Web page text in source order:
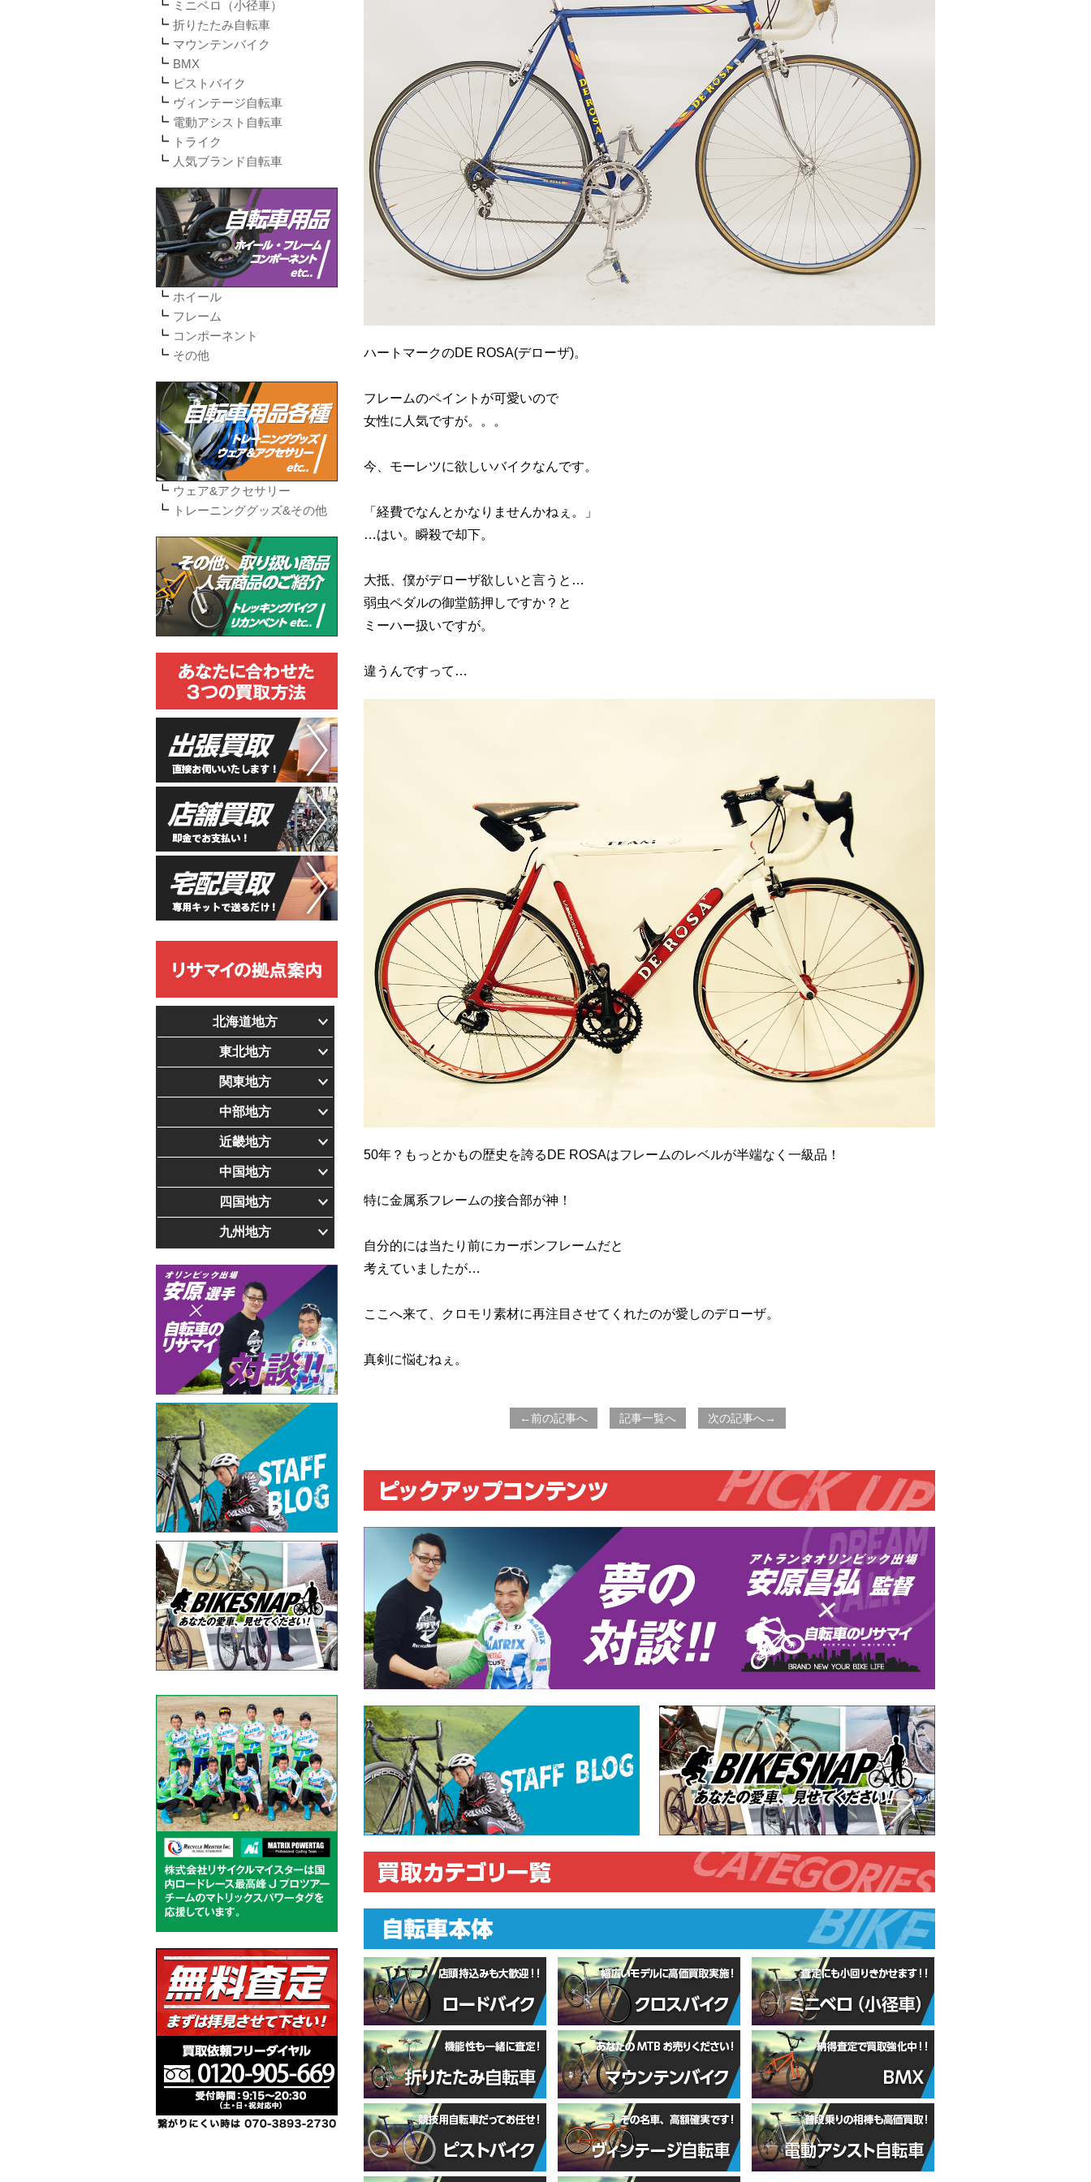
ハートマークのDE ROSA(デローザ)。
フレームのペイントが可愛いので
女性に人気ですが。。。
今、モーレツに欲しいバイクなんです。
「経費でなんとかなりませんかねぇ。」
…はい。瞬殺で却下。
大抵、僕がデローザ欲しいと言うと…
弱虫ペダルの御堂筋押しですか？と
ミーハー扱いですが。
違うんですって…
50年？もっとかもの歴史を誇るDE ROSAはフレームのレベルが半端なく一級品！
特に金属系フレームの接合部が神！
自分的には当たり前にカーボンフレームだと
考えていましたが…
ここへ来て、クロモリ素材に再注目させてくれたのが愛しのデローザ。
真剣に悩むねぇ。
←前の記事へ 記事一覧へ 次の記事へ→
ミニベロ（小径車）
折りたたみ自転車
マウンテンバイク
BMX
ピストバイク
ヴィンテージ自転車
電動アシスト自転車
トライク
人気ブランド自転車
ホイール
フレーム
コンポーネント
その他
ウェア&アクセサリー
トレーニンググッズ&その他
北海道地方
東北地方
関東地方
中部地方
近畿地方
中国地方
四国地方
九州地方